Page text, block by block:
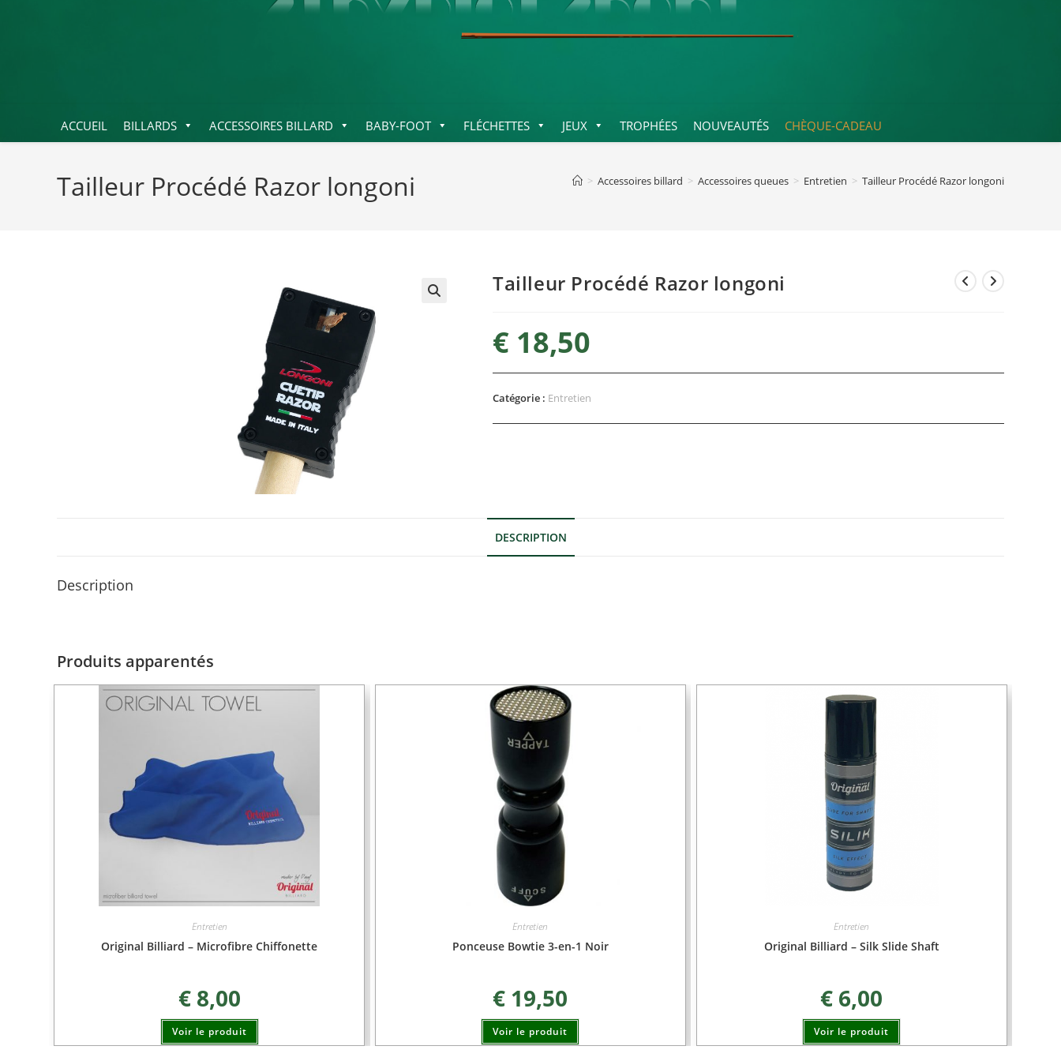
ACCUEIL BILLARDS ACCESSOIRES BILLARD BABY-FOOT FLÉCHETTES JEUX TROPHÉES NOUVEAUTÉS CHÈQUE-CADEAU
Tailleur Procédé Razor longoni > Accessoires billard > Accessoires queues > Entretien > Tailleur Procédé Razor longoni
Tailleur Procédé Razor longoni
€ 18,50
Catégorie : Entretien
DESCRIPTION
Description
Produits apparentés
Entretien
Original Billiard – Microfibre Chiffonette
€8,00
Voir le produit
Entretien
Ponceuse Bowtie 3-en-1 Noir
€ 19,50
Voir le produit
Entretien
Original Billiard – Silk Slide Shaft
€ 6,00
Voir le produit